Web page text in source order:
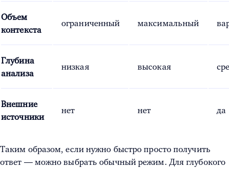
Объем
контекста
ограниченный максимальный
Глубина
анализа
низкая высокая
Внешние
источники
нет нет да
Таким образом, если нужно быстро просто получить
ответ — можно выбрать обычный режим. Для глубокого